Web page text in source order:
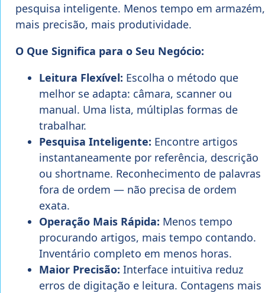
pesquisa inteligente. Menos tempo em armazém,
mais precisão, mais produtividade.
O Que Significa para o Seu Negócio:
Leitura Flexível: Escolha o método que
melhor se adapta: câmara, scanner ou
manual. Uma lista, múltiplas formas de
trabalhar.
Pesquisa Inteligente: Encontre artigos
instantaneamente por referência, descrição
ou shortname. Reconhecimento de palavras
fora de ordem — não precisa de ordem
exata.
Operação Mais Rápida: Menos tempo
procurando artigos, mais tempo contando.
Inventário completo em menos horas.
Maior Precisão: Interface intuitiva reduz
erros de digitação e leitura. Contagens mais